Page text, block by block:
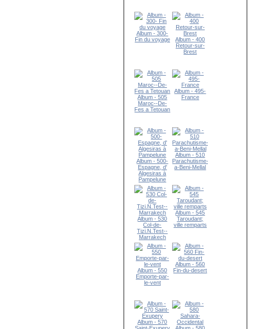
Album - 300-
Fin du voyage
Album - 400
Retour-sur-
Brest
Album - 505
Maroc--De-
Fes a Tetouan
Album - 495-
France
Album - 500-
Espagne, d'
Algesiras à
Pampelune
Album - 510
Parachutisme-
a-Beni-Mellal
Album - 530
Col-de-
Tizi.N.Test--
Marrakech
Album - 545
Taroudant;
ville remparts
Album - 550
Emporte-par-
le-vent
Album - 560
Fin-du-desert
Album - 570